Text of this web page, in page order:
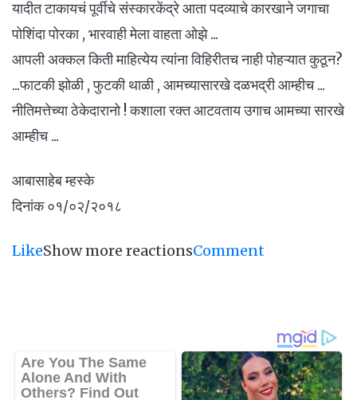
यादीत टाकायचं पूर्वीचे संस्कारकेंद्रे आता पदव्याचे कारखाने जगाचा
पोशिंदा पोरका , भारवाही मेला वाहता ओझे ...
आपली अक्कल किती माहित्येय त्यांना विहिरीतच नाही पोहऱ्यात कुठून?
...फाटकी झोळी , फुटकी थाळी , आमच्यासारखे दळभद्री आम्हीच ...
नीतिमत्तेच्या ठेकेदारानो ! कशाला रक्त आटवताय उगाच आमच्या सारखे
आम्हीच ...
आबासाहेब म्हस्के
दिनांक ०१/०२/२०१८
LikeShow more reactionsComment